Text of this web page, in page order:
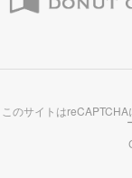
このサイトは